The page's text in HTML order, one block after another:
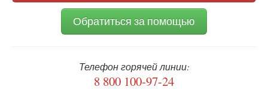
Обратиться за помощью
Телефон горячей линии:
8 800 100-97-24